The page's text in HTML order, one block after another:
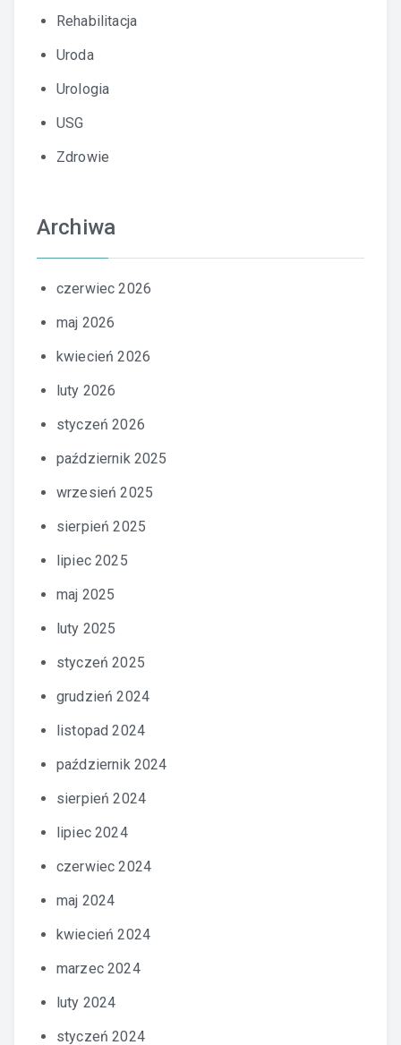
Rehabilitacja
Uroda
Urologia
USG
Zdrowie
Archiwa
czerwiec 2026
maj 2026
kwiecień 2026
luty 2026
styczeń 2026
październik 2025
wrzesień 2025
sierpień 2025
lipiec 2025
maj 2025
luty 2025
styczeń 2025
grudzień 2024
listopad 2024
październik 2024
sierpień 2024
lipiec 2024
czerwiec 2024
maj 2024
kwiecień 2024
marzec 2024
luty 2024
styczeń 2024